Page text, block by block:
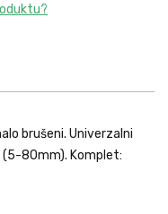
brušeni. Univerzalni
80mm). Komplet: